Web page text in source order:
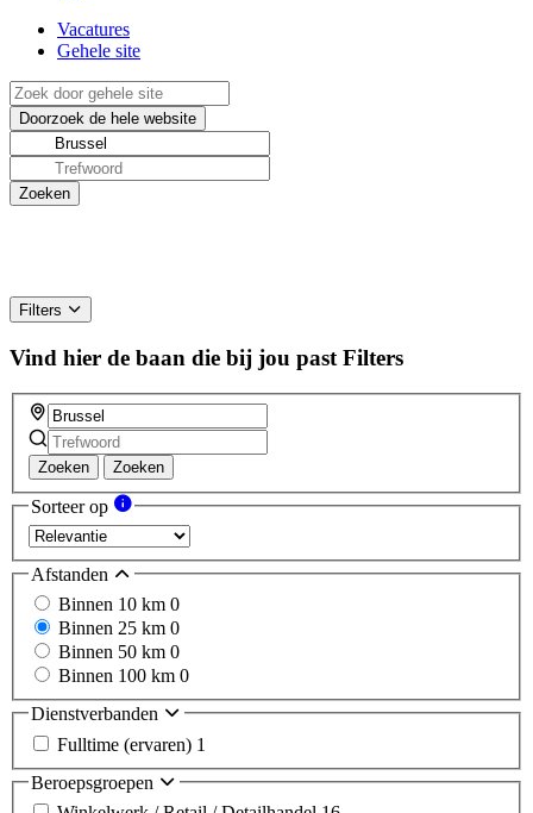
Vacatures
Gehele site
Filters
Vind hier de baan die bij jou past Filters
Zoeken Zoeken
Sorteer op
Afstanden
Binnen 10 km 0
Binnen 25 km 0
Binnen 50 km 0
Binnen 100 km 0
Dienstverbanden
Fulltime (ervaren) 1
Beroepsgroepen